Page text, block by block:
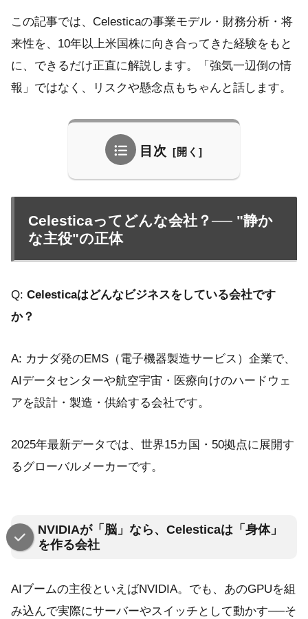
この記事では、Celesticaの事業モデル・財務分析・将
来性を、10年以上米国株に向き合ってきた経験をもと
に、できるだけ正直に解説します。「強気一辺倒の情
報」ではなく、リスクや懸念点もちゃんと話します。
目次
Celesticaってどんな会社？── "静か
な主役"の正体
Q: Celesticaはどんなビジネスをしている会社です
か？
A: カナダ発のEMS（電子機器製造サービス）企業で、
AIデータセンターや航空宇宙・医療向けのハードウェ
アを設計・製造・供給する会社です。
2025年最新データでは、世界15カ国・50拠点に展開す
るグローバルメーカーです。
NVIDIAが「脳」なら、Celesticaは「身体」
を作る会社
AIブームの主役といえばNVIDIA。でも、あのGPUを組
み込んで実際にサーバーやスイッチとして動かす──そ